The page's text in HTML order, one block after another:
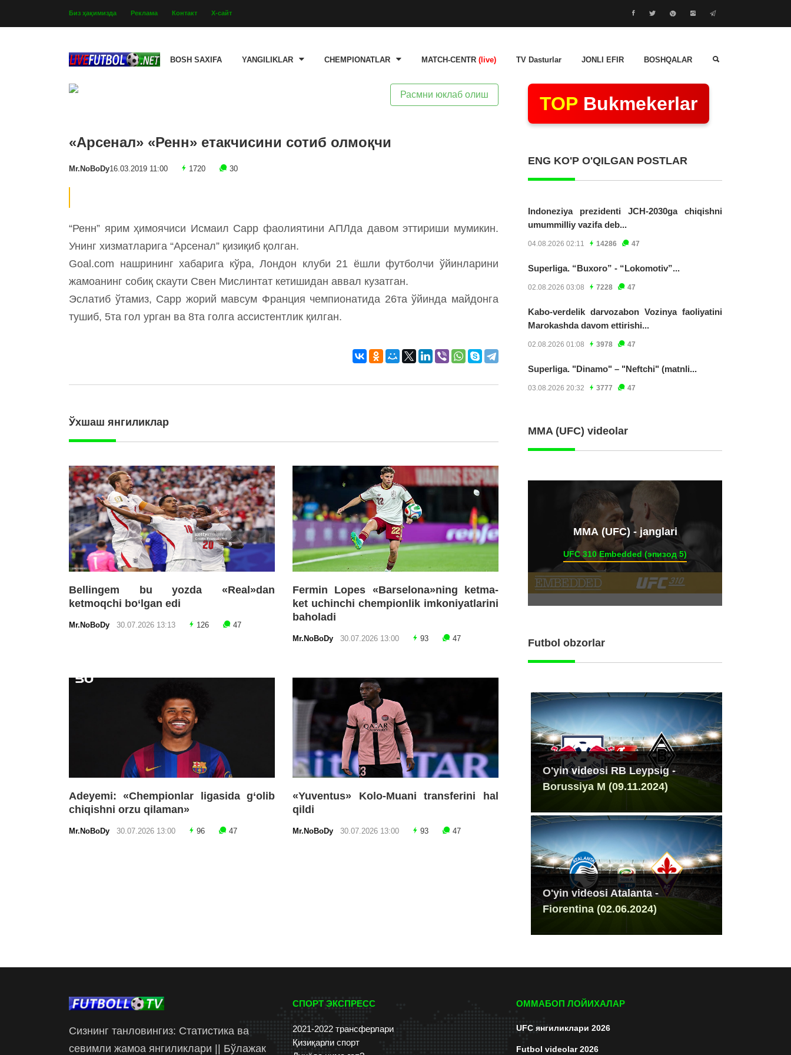
Биз ҳақимизда Реклама Контакт Х-сайт
BOSH SAXIFA YANGILIKLAR CHEMPIONATLAR MATCH-CENTR (live) TV Dasturlar JONLI EFIR BOSHQALAR
Расмни юклаб олиш
«Арсенал» «Ренн» етакчисини сотиб олмоқчи
Mr.NoBoDy16.03.2019 11:00 1720 30
“Ренн” ярим ҳимоячиси Исмаил Сарр фаолиятини АПЛда давом эттириши мумикин.
Унинг хизматларига “Арсенал” қизиқиб қолган.
Goal.com нашрининг хабарига кўра, Лондон клуби 21 ёшли футболчи ўйинларини
жамоанинг собиқ скаути Свен Мислинтат кетишидан аввал кузатган.
Эслатиб ўтамиз, Сарр жорий мавсум Франция чемпионатида 26та ўйинда майдонга
тушиб, 5та гол урган ва 8та голга ассистентлик қилган.
Ўхшаш янгиликлар
Bellingem bu yozda «Real»dan
ketmoqchi bo‘lgan edi
Mr.NoBoDy 30.07.2026 13:13 126 47
Fermin Lopes «Barselona»ning ketma-
ket uchinchi chempionlik imkoniyatlarini
baholadi
Mr.NoBoDy 30.07.2026 13:00 93 47
Adeyemi: «Chempionlar ligasida g‘olib
chiqishni orzu qilaman»
Mr.NoBoDy 30.07.2026 13:00 96 47
«Yuventus» Kolo-Muani transferini hal
qildi
Mr.NoBoDy 30.07.2026 13:00 93 47
TOP Bukmekerlar
ENG KO'P O'QILGAN POSTLAR
Indoneziya prezidenti JCH-2030ga chiqishni
umummilliy vazifa deb...
04.08.2026 02:11 14286 47
Superliga. “Buxoro” - “Lokomotiv”...
02.08.2026 03:08 7228 47
Kabo-verdelik darvozabon Vozinya faoliyatini
Marokashda davom ettirishi...
02.08.2026 01:08 3978 47
Superliga. "Dinamo" – "Neftchi" (matnli...
03.08.2026 20:32 3777 47
MMA (UFC) videolar
ММА (UFC) - janglari
UFC 310 Embedded (эпизод 5)
Futbol obzorlar
O'yin videosi RB Leypsig -
Borussiya M (09.11.2024)
O'yin videosi Atalanta -
Fiorentina (02.06.2024)
Сизнинг танловингиз: Статистика ва
севимли жамоа янгиликлари || Бўлажак
СПОРТ ЭКСПРЕСС
2021-2022 трансферлари
Қизиқарли спорт
ОММАБОП ЛОЙИХАЛАР
UFC янгиликлари 2026
Futbol videolar 2026